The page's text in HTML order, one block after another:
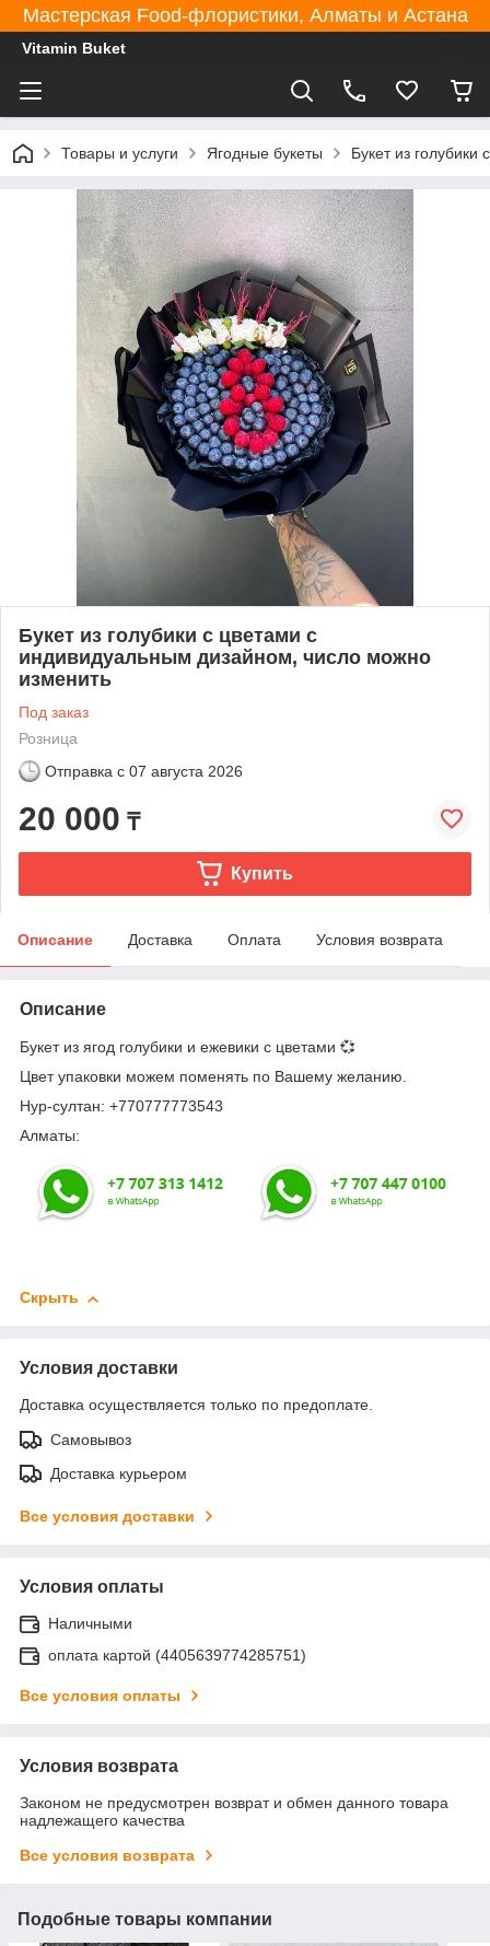
Мастерская Food-флористики, Алматы и Астана
Vitamin Buket
Товары и услуги Ягодные букеты Букет из
Букет из голубики с цветами с
индивидуальным дизайном, число можно
изменить
Под заказ
Розница
Отправка с 07 августа 2026
20 000 ₸
Купить
Описание Доставка Оплата Условия возврата
Описание
Букет из ягод голубики и ежевики с цветами 💞
Цвет упаковки можем поменять по Вашему желанию.
Нур-султан: +770777773543
Алматы:
Скрыть
Условия доставки
Доставка осуществляется только по предоплате.
Самовывоз
Доставка курьером
Все условия доставки
Условия оплаты
Наличными
оплата картой (4405639774285751)
Все условия оплаты
Условия возврата
Законом не предусмотрен возврат и обмен данного товара
надлежащего качества
Все условия возврата
Подобные товары компании